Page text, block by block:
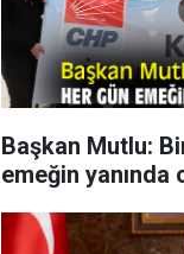
Başkan Mutlu:
emeğin yanında